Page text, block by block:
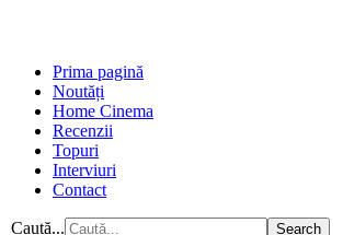
Prima pagină
Noutăți
Home Cinema
Recenzii
Topuri
Interviuri
Contact
Caută...